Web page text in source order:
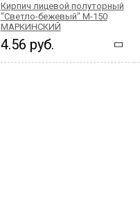
Кирпич лицевой полуторный
"Светло-бежевый" М-150
МАРКИНСКИЙ
4.56 руб.